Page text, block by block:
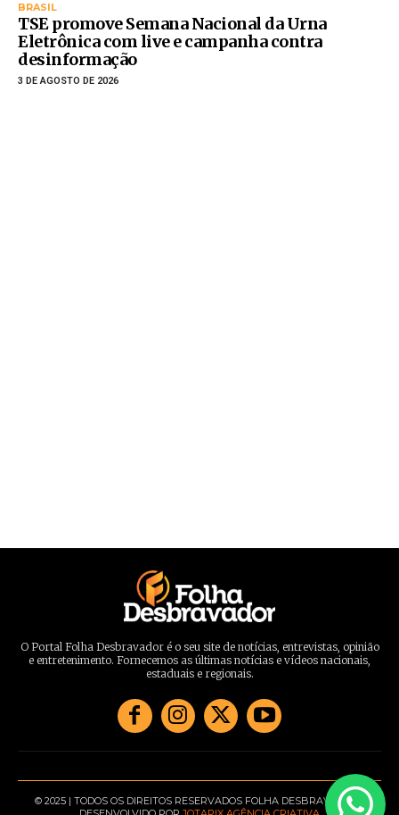
BRASIL
TSE promove Semana Nacional da Urna
Eletrônica com live e campanha contra
desinformação
3 DE AGOSTO DE 2026
O Portal Folha Desbravador é o seu site de notícias, entrevistas, opinião
e entretenimento. Fornecemos as últimas notícias e vídeos nacionais,
estaduais e regionais.
© 2025 | TODOS OS DIREITOS RESERVADOS FOLHA DESBRAVADOR |